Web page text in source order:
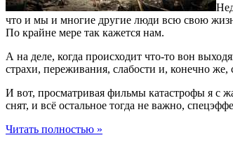
что и мы и многие другие люди всю свою
По крайне мере так кажется нам.
А на деле, когда происходит что-то вон
страхи, переживания, слабости и, конечно
И вот, просматривая фильмы катастрофы я с
снят, и всё остальное тогда не важно,
Читать полностью »